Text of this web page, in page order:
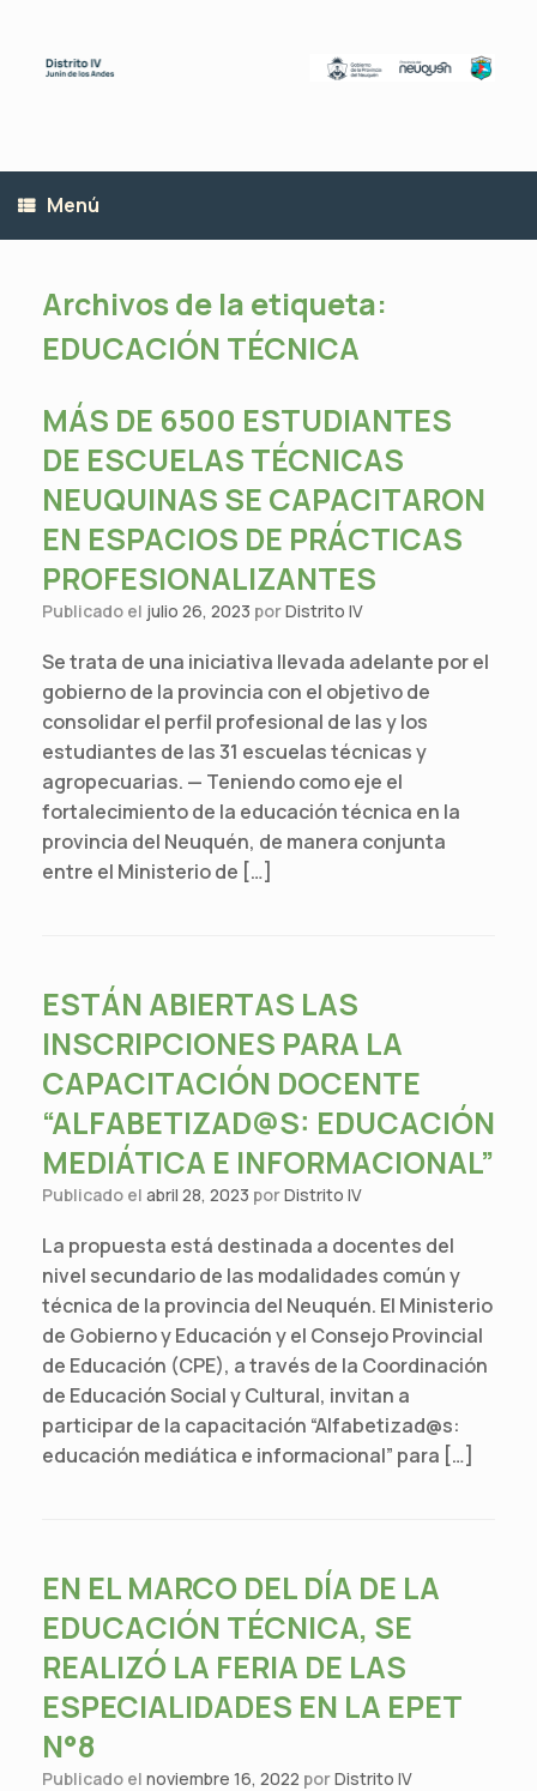
contenido
Menú
Archivos de la etiqueta:
EDUCACIÓN TÉCNICA
MÁS DE 6500 ESTUDIANTES
DE ESCUELAS TÉCNICAS
NEUQUINAS SE CAPACITARON
EN ESPACIOS DE PRÁCTICAS
PROFESIONALIZANTES
Publicado el julio 26, 2023 porDistrito IV
Se trata de una iniciativa llevada adelante por el
gobierno de la provincia con el objetivo de
consolidar el perfil profesional de las y los
estudiantes de las 31 escuelas técnicas y
agropecuarias. — Teniendo como eje el
fortalecimiento de la educación técnica en la
provincia del Neuquén, de manera conjunta
entre el Ministerio de […]
ESTÁN ABIERTAS LAS
INSCRIPCIONES PARA LA
CAPACITACIÓN DOCENTE
“ALFABETIZAD@S: EDUCACIÓN
MEDIÁTICA E INFORMACIONAL”
Publicado el abril 28, 2023 porDistrito IV
La propuesta está destinada a docentes del
nivel secundario de las modalidades común y
técnica de la provincia del Neuquén. El Ministerio
de Gobierno y Educación y el Consejo Provincial
de Educación (CPE), a través de la Coordinación
de Educación Social y Cultural, invitan a
participar de la capacitación “Alfabetizad@s:
educación mediática e informacional” para […]
EN EL MARCO DEL DÍA DE LA
EDUCACIÓN TÉCNICA, SE
REALIZÓ LA FERIA DE LAS
ESPECIALIDADES EN LA EPET
N°8
Publicado el noviembre 16, 2022 porDistrito IV